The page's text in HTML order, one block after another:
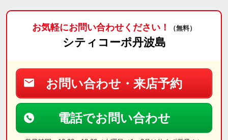
お気軽にお問い合わせください！ （無料）
シティコーポ丹波島
お問い合わせ・来店予約
電話でお問い合わせ